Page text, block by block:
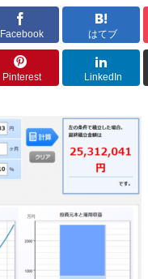
Facebook はてブ
Pinterest LinkedIn